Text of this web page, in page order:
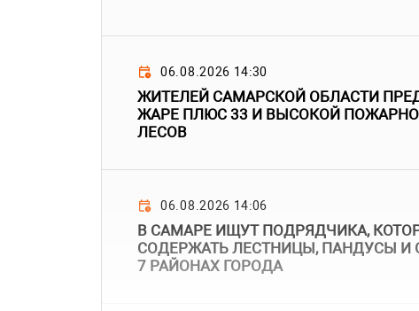
06.08.2026 14:30
ЖИТЕЛЕЙ САМАРСКОЙ ОБЛАСТИ
ЖАРЕ ПЛЮС 33 И ВЫСОКОЙ
ЛЕСОВ
06.08.2026 14:06
В САМАРЕ ИЩУТ ПОДРЯДЧИКА,
СОДЕРЖАТЬ ЛЕСТНИЦЫ, ПАНДУСЫ И
7 РАЙОНАХ ГОРОДА